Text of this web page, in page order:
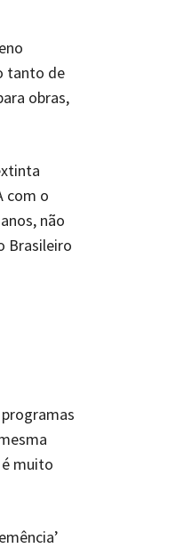
tanto de
obras,
com o
não
Brasileiro
muito